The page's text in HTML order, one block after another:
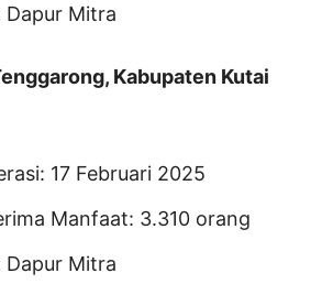
Dapur Mitra
Kabupaten Kutai
17 Februari 2025
Manfaat: 3.310 orang
Dapur Mitra